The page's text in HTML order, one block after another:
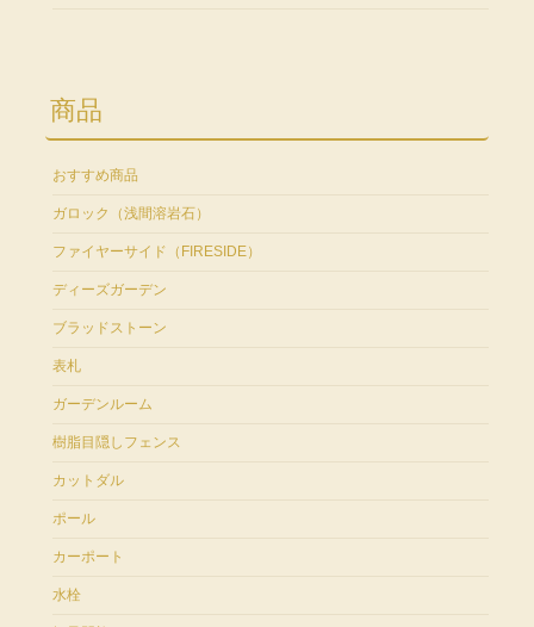
商品
おすすめ商品
ガロック（浅間溶岩石）
ファイヤーサイド（FIRESIDE）
ディーズガーデン
ブラッドストーン
表札
ガーデンルーム
樹脂目隠しフェンス
カットダル
ポール
カーポート
水栓